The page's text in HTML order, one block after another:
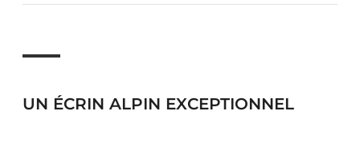
UN ÉCRIN ALPIN EXCEPTIONNEL